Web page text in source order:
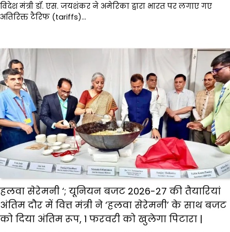
विदेश मंत्री डॉ. एस. जयशंकर ने अमेरिका द्वारा भारत पर लगाए गए
अतिरिक्त टैरिफ (tariffs)…
हलवा सेरेमनी ‘; यूनियन बजट 2026-27 की तैयारियां
अंतिम दौर में वित्त मंत्री ने ‘हलवा सेरेमनी’ के साथ बजट
को दिया अंतिम रूप, 1 फरवरी को खुलेगा पिटारा |